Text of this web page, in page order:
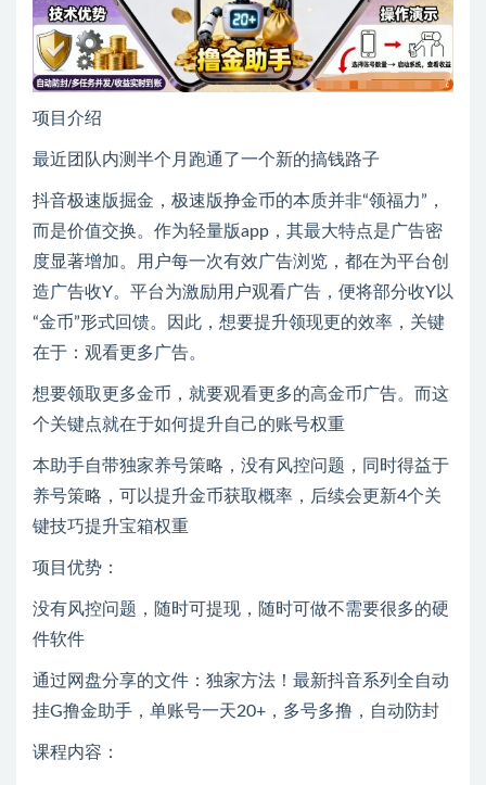
项目介绍
最近团队内测半个月跑通了一个新的搞钱路子
抖音极速版掘金，极速版挣金币的本质并非“领福力”，
而是价值交换。作为轻量版app，其最大特点是广告密
度显著增加。用户每一次有效广告浏览，都在为平台创
造广告收Y。平台为激励用户观看广告，便将部分收Y以
“金币”形式回馈。因此，想要提升领现更的效率，关键
在于：观看更多广告。
想要领取更多金币，就要观看更多的高金币广告。而这
个关键点就在于如何提升自己的账号权重
本助手自带独家养号策略，没有风控问题，同时得益于
养号策略，可以提升金币获取概率，后续会更新4个关
键技巧提升宝箱权重
项目优势：
没有风控问题，随时可提现，随时可做不需要很多的硬
件软件
通过网盘分享的文件：独家方法！最新抖音系列全自动
挂G撸金助手，单账号一天20+，多号多撸，自动防封
课程内容：